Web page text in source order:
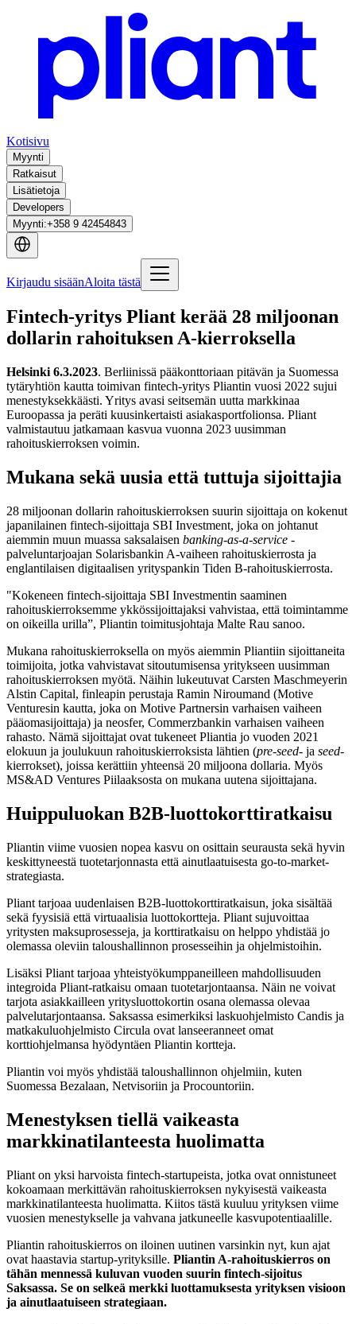
Kotisivu
Myynti
Ratkaisut
Lisätietoja
Developers
Myynti:+358 9 42454843
Kirjaudu sisäänAloita tästä
Fintech-yritys Pliant kerää 28 miljoonan
dollarin rahoituksen A-kierroksella
Helsinki 6.3.2023. Berliinissä pääkonttoriaan pitävän ja Suomessa
tytäryhtiön kautta toimivan fintech-yritys Pliantin vuosi 2022 sujui
menestyksekkäästi. Yritys avasi seitsemän uutta markkinaa
Euroopassa ja peräti kuusinkertaisti asiakasportfolionsa. Pliant
valmistautuu jatkamaan kasvua vuonna 2023 uusimman
rahoituskierroksen voimin.
Mukana sekä uusia että tuttuja sijoittajia
28 miljoonan dollarin rahoituskierroksen suurin sijoittaja on kokenut
japanilainen fintech-sijoittaja SBI Investment, joka on johtanut
aiemmin muun muassa saksalaisen banking-as-a-service -
palveluntarjoajan Solarisbankin A-vaiheen rahoituskierrosta ja
englantilaisen digitaalisen yrityspankin Tiden B-rahoituskierrosta.
"Kokeneen fintech-sijoittaja SBI Investmentin saaminen
rahoituskierroksemme ykkössijoittajaksi vahvistaa, että toimintamme
on oikeilla urilla”, Pliantin toimitusjohtaja Malte Rau sanoo.
Mukana rahoituskierroksella on myös aiemmin Pliantiin sijoittaneita
toimijoita, jotka vahvistavat sitoutumisensa yritykseen uusimman
rahoituskierroksen myötä. Näihin lukeutuvat Carsten Maschmeyerin
Alstin Capital, finleapin perustaja Ramin Niroumand (Motive
Venturesin kautta, joka on Motive Partnersin varhaisen vaiheen
pääomasijoittaja) ja neosfer, Commerzbankin varhaisen vaiheen
rahasto. Nämä sijoittajat ovat tukeneet Pliantia jo vuoden 2021
elokuun ja joulukuun rahoituskierroksista lähtien (pre-seed- ja seed-
kierrokset), joissa kerättiin yhteensä 20 miljoona dollaria. Myös
MS&AD Ventures Piilaaksosta on mukana uutena sijoittajana.
Huippuluokan B2B-luottokorttiratkaisu
Pliantin viime vuosien nopea kasvu on osittain seurausta sekä hyvin
keskittyneestä tuotetarjonnasta että ainutlaatuisesta go-to-market-
strategiasta.
Pliant tarjoaa uudenlaisen B2B-luottokorttiratkaisun, joka sisältää
sekä fyysisiä että virtuaalisia luottokortteja. Pliant sujuvoittaa
yritysten maksuprosesseja, ja korttiratkaisu on helppo yhdistää jo
olemassa oleviin taloushallinnon prosesseihin ja ohjelmistoihin.
Lisäksi Pliant tarjoaa yhteistyökumppaneilleen mahdollisuuden
integroida Pliant-ratkaisu omaan tuotetarjontaansa. Näin ne voivat
tarjota asiakkailleen yritysluottokortin osana olemassa olevaa
palvelutarjontaansa. Saksassa esimerkiksi laskuohjelmisto Candis ja
matkakuluohjelmisto Circula ovat lanseeranneet omat
korttiohjelmansa hyödyntäen Pliantin kortteja.
Pliantin voi myös yhdistää taloushallinnon ohjelmiin, kuten
Suomessa Bezalaan, Netvisoriin ja Procountoriin.
Menestyksen tiellä vaikeasta
markkinatilanteesta huolimatta
Pliant on yksi harvoista fintech-startupeista, jotka ovat onnistuneet
kokoamaan merkittävän rahoituskierroksen nykyisestä vaikeasta
markkinatilanteesta huolimatta. Kiitos tästä kuuluu yrityksen viime
vuosien menestykselle ja vahvana jatkuneelle kasvupotentiaalille.
Pliantin rahoituskierros on iloinen uutinen varsinkin nyt, kun ajat
ovat haastavia startup-yrityksille. Pliantin A-rahoituskierros on
tähän mennessä kuluvan vuoden suurin fintech-sijoitus
Saksassa. Se on selkeä merkki luottamuksesta yrityksen visioon
ja ainutlaatuiseen strategiaan.